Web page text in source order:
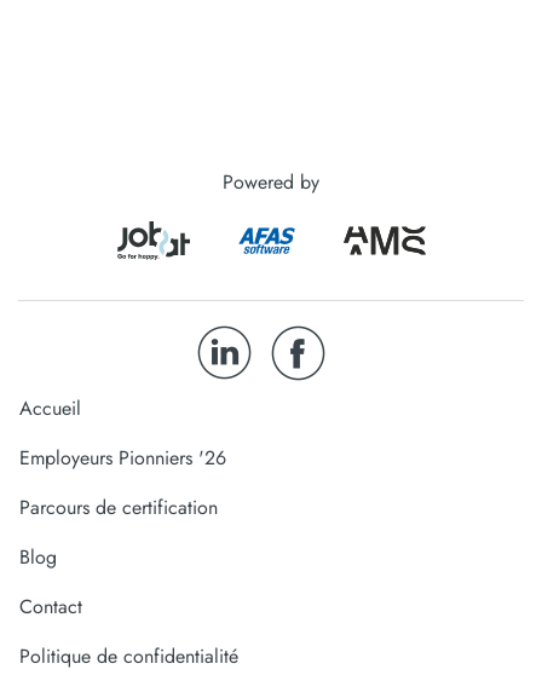
Powered by
Accueil
Employeurs Pionniers '26
Parcours de certification
Blog
Contact
Politique de confidentialité